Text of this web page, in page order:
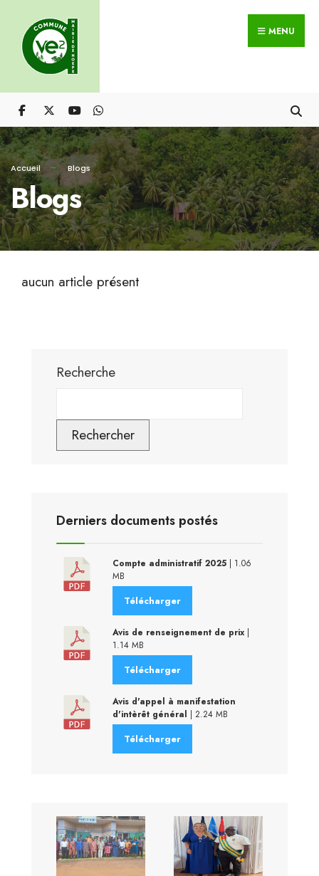
MENU
Accueil Blogs
Blogs
aucun article présent
Recherche
Rechercher
Derniers documents postés
Compte administratif 2025 | 1.06
MB
Télécharger
Avis de renseignement de prix |
1.14 MB
Télécharger
Avis d'appel à manifestation
d'intèrêt général | 2.24 MB
Télécharger